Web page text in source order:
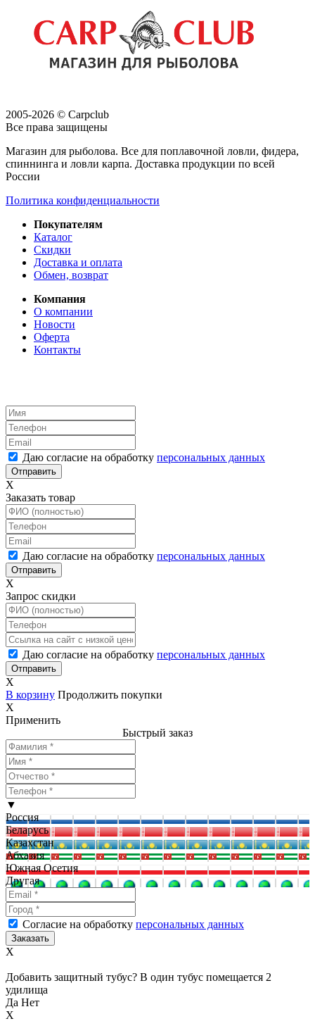
2005-2026 © Carpclub
Все права защищены
Магазин для рыболова. Все для поплавочной ловли, фидера,
спиннинга и ловли карпа. Доставка продукции по всей
России
Политика конфиденциальности
Покупателям
Каталог
Скидки
Доставка и оплата
Обмен, возврат
Компания
О компании
Новости
Оферта
Контакты
Даю согласие на обработку персональных данных
X
Заказать товар
Даю согласие на обработку персональных данных
X
Запрос скидки
Даю согласие на обработку персональных данных
X
В корзину Продолжить покупки
X
Применить
Быстрый заказ
▼
Россия
Беларусь
Казахстан
Абхазия
Южная Осетия
Другая
Согласие на обработку персональных данных
X
Добавить защитный тубус? В один тубус помещается 2
удилища
Да Нет
X